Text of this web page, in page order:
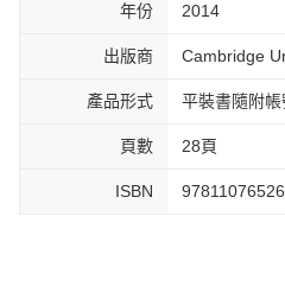
年份 2014
出版商 Cambridge
產品形式 平裝書隨附
頁數 28頁
ISBN